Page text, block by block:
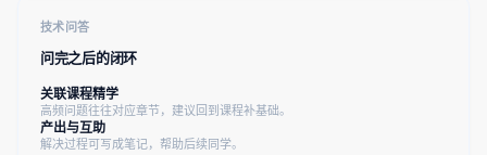
技术问答
问完之后的闭环
关联课程精学
高频问题往往对应章节，建议回到课程补基础。
产出与互助
解决过程可写成笔记，帮助后续同学。